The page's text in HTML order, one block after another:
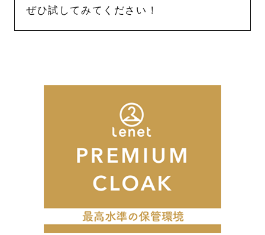
ぜひ試してみてください！